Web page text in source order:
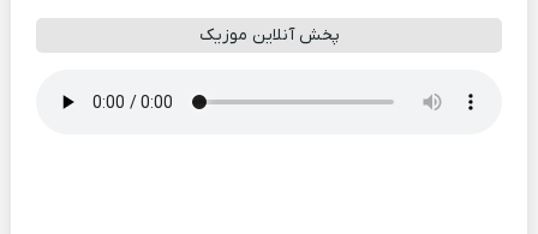
پخش آنلاین موزیک